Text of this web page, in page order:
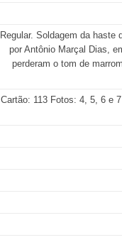
Regular. Soldagem da haste
por Antônio Marçal Dias,
perderam o tom de
Cartão: 113 Fotos: 4, 5, 6 e